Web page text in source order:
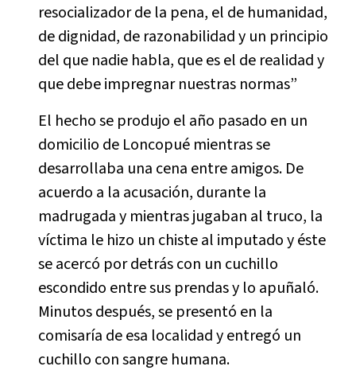
resocializador de la pena, el de humanidad,
de dignidad, de razonabilidad y un principio
del que nadie habla, que es el de realidad y
que debe impregnar nuestras normas”
El hecho se produjo el año pasado en un
domicilio de Loncopué mientras se
desarrollaba una cena entre amigos. De
acuerdo a la acusación, durante la
madrugada y mientras jugaban al truco, la
víctima le hizo un chiste al imputado y éste
se acercó por detrás con un cuchillo
escondido entre sus prendas y lo apuñaló.
Minutos después, se presentó en la
comisaría de esa localidad y entregó un
cuchillo con sangre humana.